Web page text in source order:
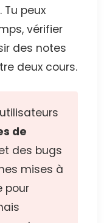
peux
vérifier
des notes
deux cours.
de
des bugs
mises à
pour